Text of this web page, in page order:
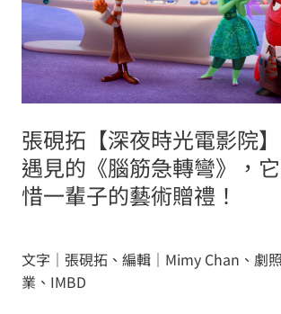
張硯拓【深夜時光電影院
遇見的《腦筋急轉彎》，
惜一輩子的藝術贈禮！
文字｜張硯拓、編輯｜Mimy Chan、劇
業、IMBD